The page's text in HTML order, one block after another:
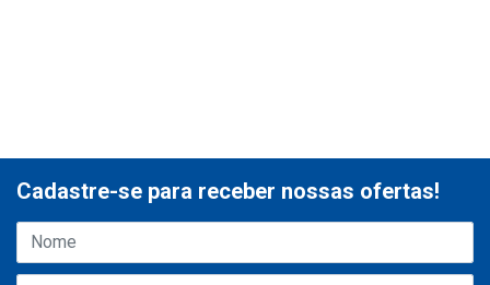
Cadastre-se para receber nossas ofertas!